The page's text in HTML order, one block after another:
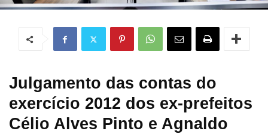
Julgamento das contas do
exercício 2012 dos ex-prefeitos
Célio Alves Pinto e Agnaldo